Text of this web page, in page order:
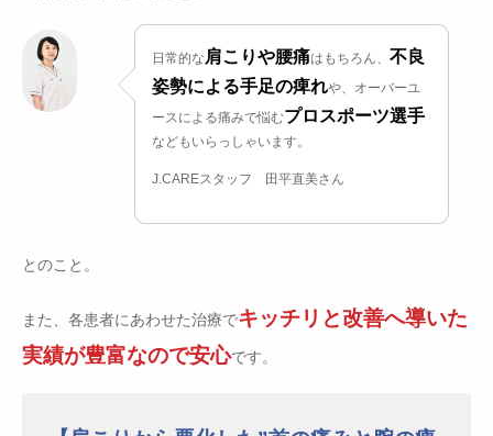
日常的な 肩こりや腰痛はもちろん、不良
姿勢による手足の痺れや、オーバーユ
ースによる痛みで悩むプロスポーツ選手
などもいらっしゃいます。
J.CAREスタッフ 田平直美さん
とのこと。
また、各患者にあわせた治療でキッチリと改善へ導いた
実績が豊富なので安心です。